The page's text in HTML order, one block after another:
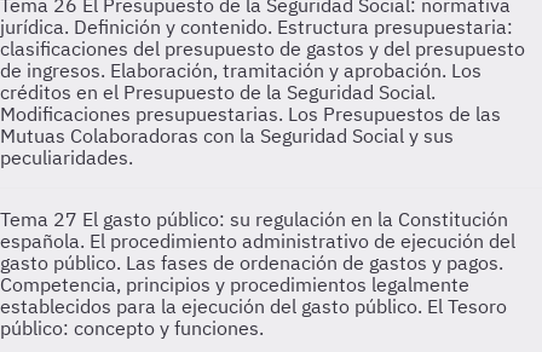
Tema 26 El Presupuesto de la Seguridad Social: normativa
jurídica. Definición y contenido. Estructura presupuestaria:
clasificaciones del presupuesto de gastos y del presupuesto
de ingresos. Elaboración, tramitación y aprobación. Los
créditos en el Presupuesto de la Seguridad Social.
Modificaciones presupuestarias. Los Presupuestos de las
Mutuas Colaboradoras con la Seguridad Social y sus
peculiaridades.
Tema 27 El gasto público: su regulación en la Constitución
española. El procedimiento administrativo de ejecución del
gasto público. Las fases de ordenación de gastos y pagos.
Competencia, principios y procedimientos legalmente
establecidos para la ejecución del gasto público. El Tesoro
público: concepto y funciones.